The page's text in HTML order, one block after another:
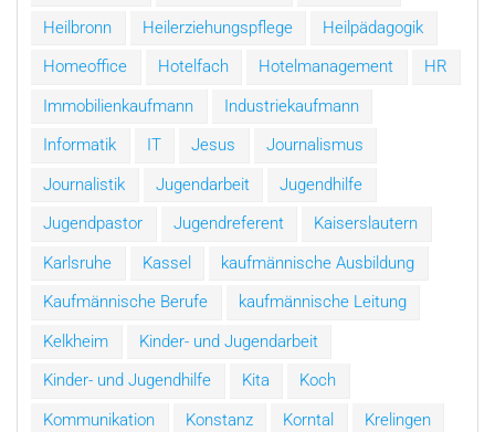
Heilbronn
Heilerziehungspflege
Heilpädagogik
Homeoffice
Hotelfach Hotelmanagement
HR
Immobilienkaufmann
Industriekaufmann
Informatik
IT Jesus
Journalismus
Journalistik
Jugendarbeit
Jugendhilfe
Jugendpastor
Jugendreferent
Kaiserslautern
Karlsruhe
Kassel
kaufmännische Ausbildung
Kaufmännische Berufe
kaufmännische Leitung
Kelkheim
Kinder- und Jugendarbeit
Kinder- und Jugendhilfe
Kita
Koch
Kommunikation
Konstanz Korntal Krelingen